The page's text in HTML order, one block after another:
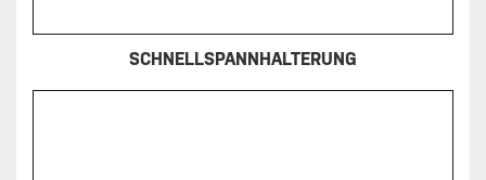
SCHNELLSPANNHALTERUNG